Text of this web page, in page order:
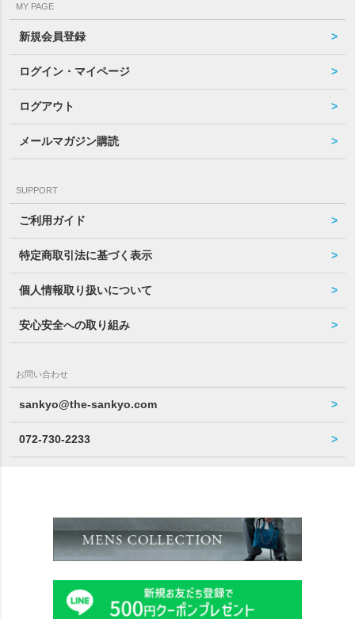
MY PAGE
新規会員登録
ログイン・マイページ
ログアウト
メールマガジン購読
SUPPORT
ご利用ガイド
特定商取引法に基づく表示
個人情報取り扱いについて
安心安全への取り組み
お問い合わせ
sankyo@the-sankyo.com
072-730-2233